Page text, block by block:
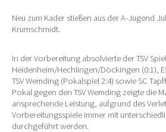
Neu zum Kader stießen aus der A-Jugend
Krumschmidt.
In der Vorbereitung absolvierte der TSV
Heidenheim/Hechlingen/Döckingen (0:1),
TSV Wemding (Pokalspiel 2:4) sowie SC
Pokal gegen den TSV Wemding zeigte die
ansprechende Leistung, aufgrund des
Vorbereitungsspiele immer mit
durchgeführt werden.